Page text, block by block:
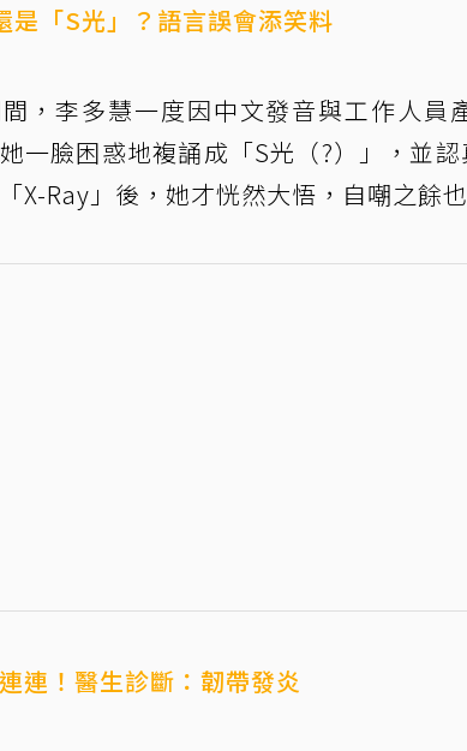
是「S光」？語言誤會添笑料
，李多慧一度因中文發音與工作人員
一臉困惑地複誦成「S光（?）」，並
X-Ray」後，她才恍然大悟，自嘲之餘
連！醫生診斷：韌帶發炎